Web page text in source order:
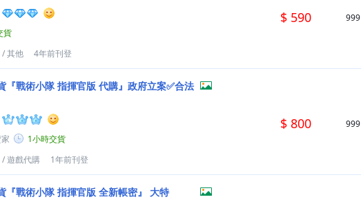
貨
/其他 4年前刊登
$ 590 999
『戰術小隊 指揮官版 代購』政府立案✅合法
1小時交貨
/遊戲代購 1年前刊登
$ 800 999
『戰術小隊 指揮官版 全新帳密』 大特